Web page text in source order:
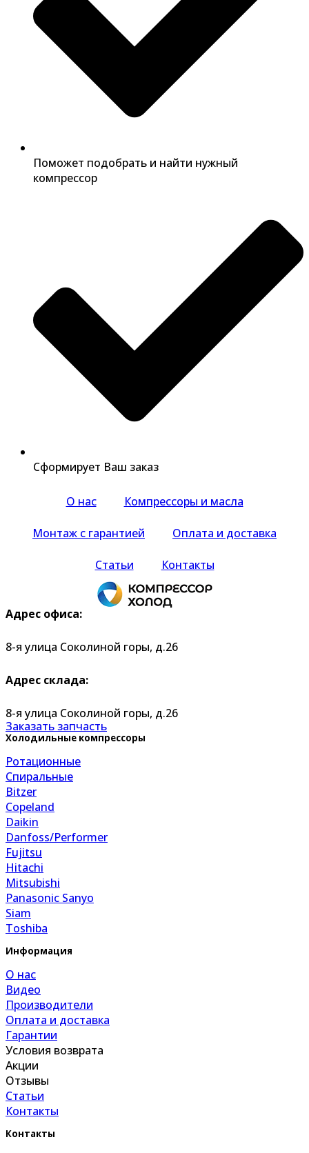
Поможет подобрать и найти нужный
компрессор
Сформирует Ваш заказ
О нас Компрессоры и масла
Монтаж с гарантией Оплата и доставка
Статьи Контакты
Адрес офиса:
8-я улица Соколиной горы, д.26
Адрес склада:
8-я улица Соколиной горы, д.26
Заказать запчасть
Холодильные компрессоры
Ротационные
Спиральные
Bitzer
Copeland
Daikin
Danfoss/Performer
Fujitsu
Hitachi
Mitsubishi
Panasonic Sanyo
Siam
Toshiba
Информация
О нас
Видео
Производители
Оплата и доставка
Гарантии
Условия возврата
Акции
Отзывы
Статьи
Контакты
Контакты